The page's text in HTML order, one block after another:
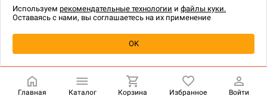
Уведомить о наличии
технологии.
Главная Каталог Корзина Избранное Войти
Используем рекомендательные технологии и файлы куки.
Оставаясь с нами, вы соглашаетесь на их применение
OK